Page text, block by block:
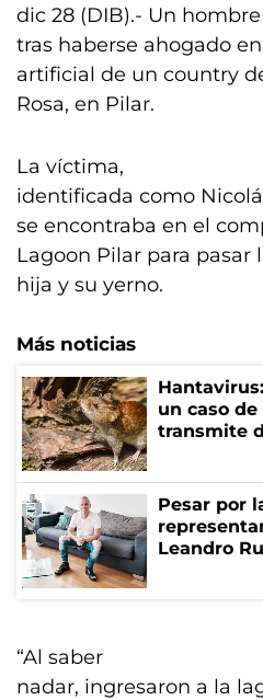
dic 28 (DIB).- Un
tras haberse ahogado
artificial de un country
Rosa, en Pilar.
La víctima,
identificada como
se encontraba en el
Lagoon Pilar para pasar
hija y su yerno.
Más noticias
un caso
transmite
Pesar por
Leandro
“Al saber
nadar, ingresaron a la